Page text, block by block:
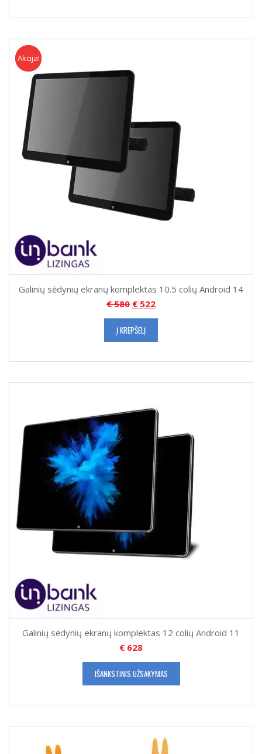
Akcija
Akcija!
Galinių sėdynių ekranų komplektas 10.5 colių Android 14
€580 € 522
Į KREPŠELĮ
Galinių sėdynių ekranų komplektas 12 colių Android 11
€ 628
IŠANKSTINIS UŽSAKYMAS